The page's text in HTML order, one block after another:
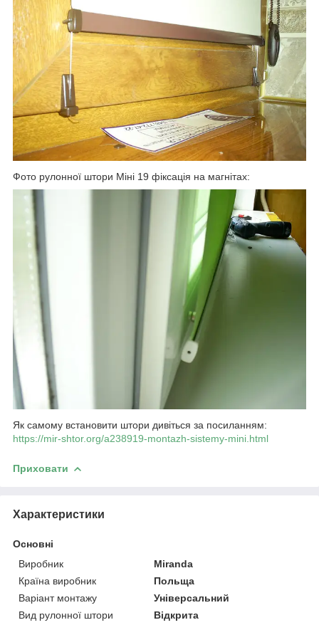
Фото рулонної штори Міні 19 фіксація на магнітах:
Як самому встановити штори дивіться за посиланням:
https://mir-shtor.org/a238919-montazh-sistemy-mini.html
Приховати
Характеристики
Основні
Виробник
Miranda
Країна виробник
Польща
Варіант монтажу
Універсальний
Вид рулонної штори
Відкрита